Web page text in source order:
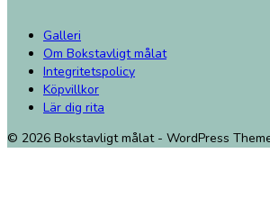
Galleri
Om Bokstavligt målat
Integritetspolicy
Köpvillkor
Lär dig rita
© 2026 Bokstavligt målat - WordPress